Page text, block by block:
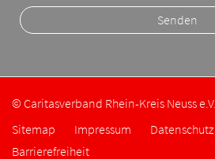
© Caritasverband Rhein-Kreis Neuss e.V.
Sitemap
Impressum Datenschutz
Barrierefreiheit